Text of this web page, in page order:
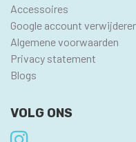
Accessoires
Google account
Algemene voorwaarden
Privacy statement
Blogs
VOLG ONS